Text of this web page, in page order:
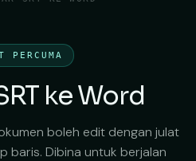
PERCUMA
ke Word
boleh edit dengan julat
baris. Dibina untuk berjalan